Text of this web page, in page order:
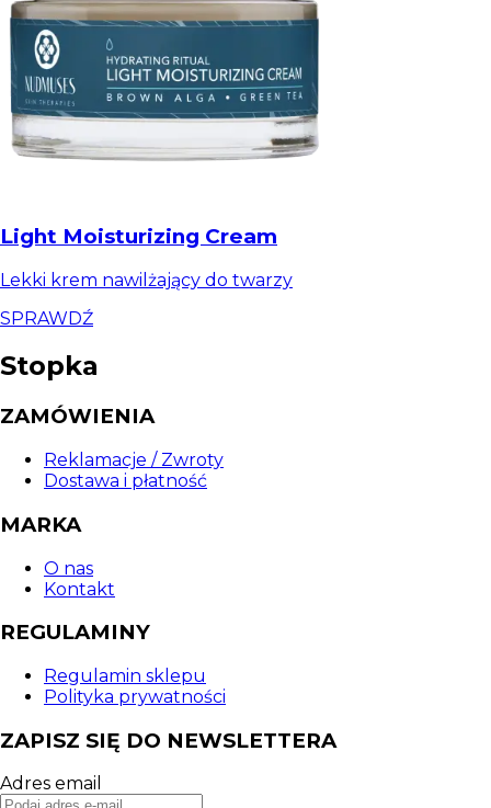
Light Moisturizing Cream
Lekki krem nawilżający do twarzy
SPRAWDŹ
Stopka
ZAMÓWIENIA
Reklamacje / Zwroty
Dostawa i płatność
MARKA
O nas
Kontakt
REGULAMINY
Regulamin sklepu
Polityka prywatności
ZAPISZ SIĘ DO NEWSLETTERA
Adres email